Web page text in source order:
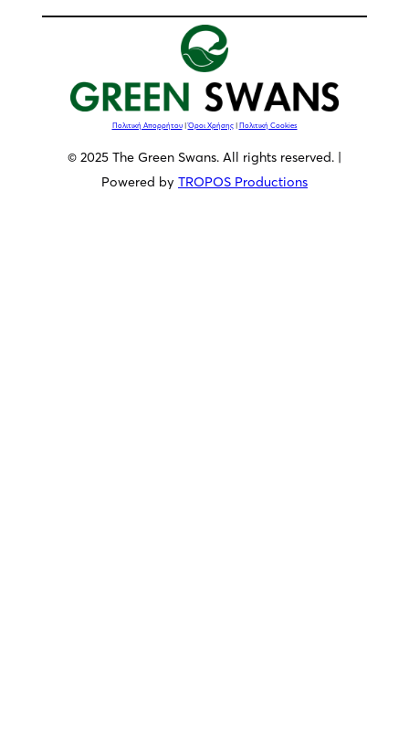
Πολιτική Απορρήτου|Όροι Χρήσης| Πολιτική Cookies
© 2025 The Green Swans. All rights reserved. |
Powered by TROPOS Productions